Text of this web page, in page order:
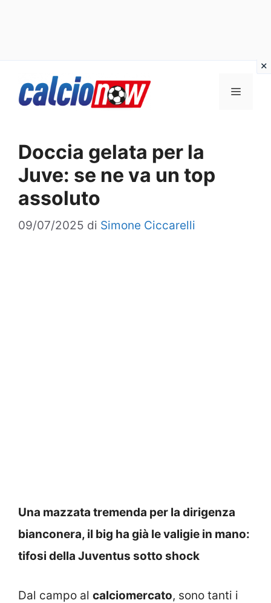
Menu
Doccia gelata per la
Juve: se ne va un top
assoluto
09/07/2025 di Simone Ciccarelli
Una mazzata tremenda per la dirigenza
bianconera, il big ha già le valigie in mano:
tifosi della Juventus sotto shock
Dal campo al calciomercato, sono tanti i